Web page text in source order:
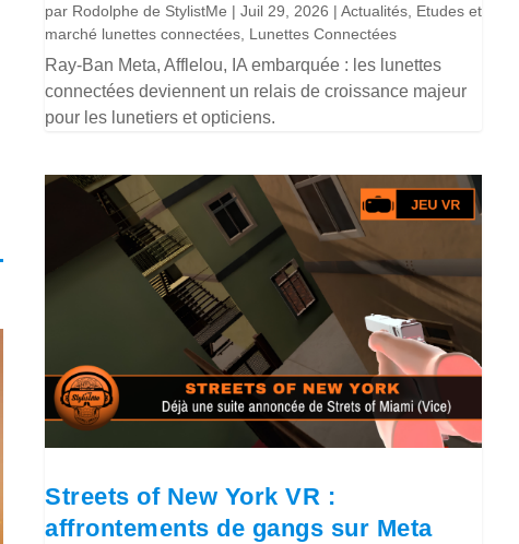
par Rodolphe de StylistMe |Juil 29, 2026 |Actualités Etudes et
marché lunettes connectées Lunettes Connectées
Ray-Ban Meta, Afflelou, IA embarquée : les lunettes
connectées deviennent un relais de croissance majeur
pour les lunetiers et opticiens.
Streets of New York VR :
affrontements de gangs sur Meta